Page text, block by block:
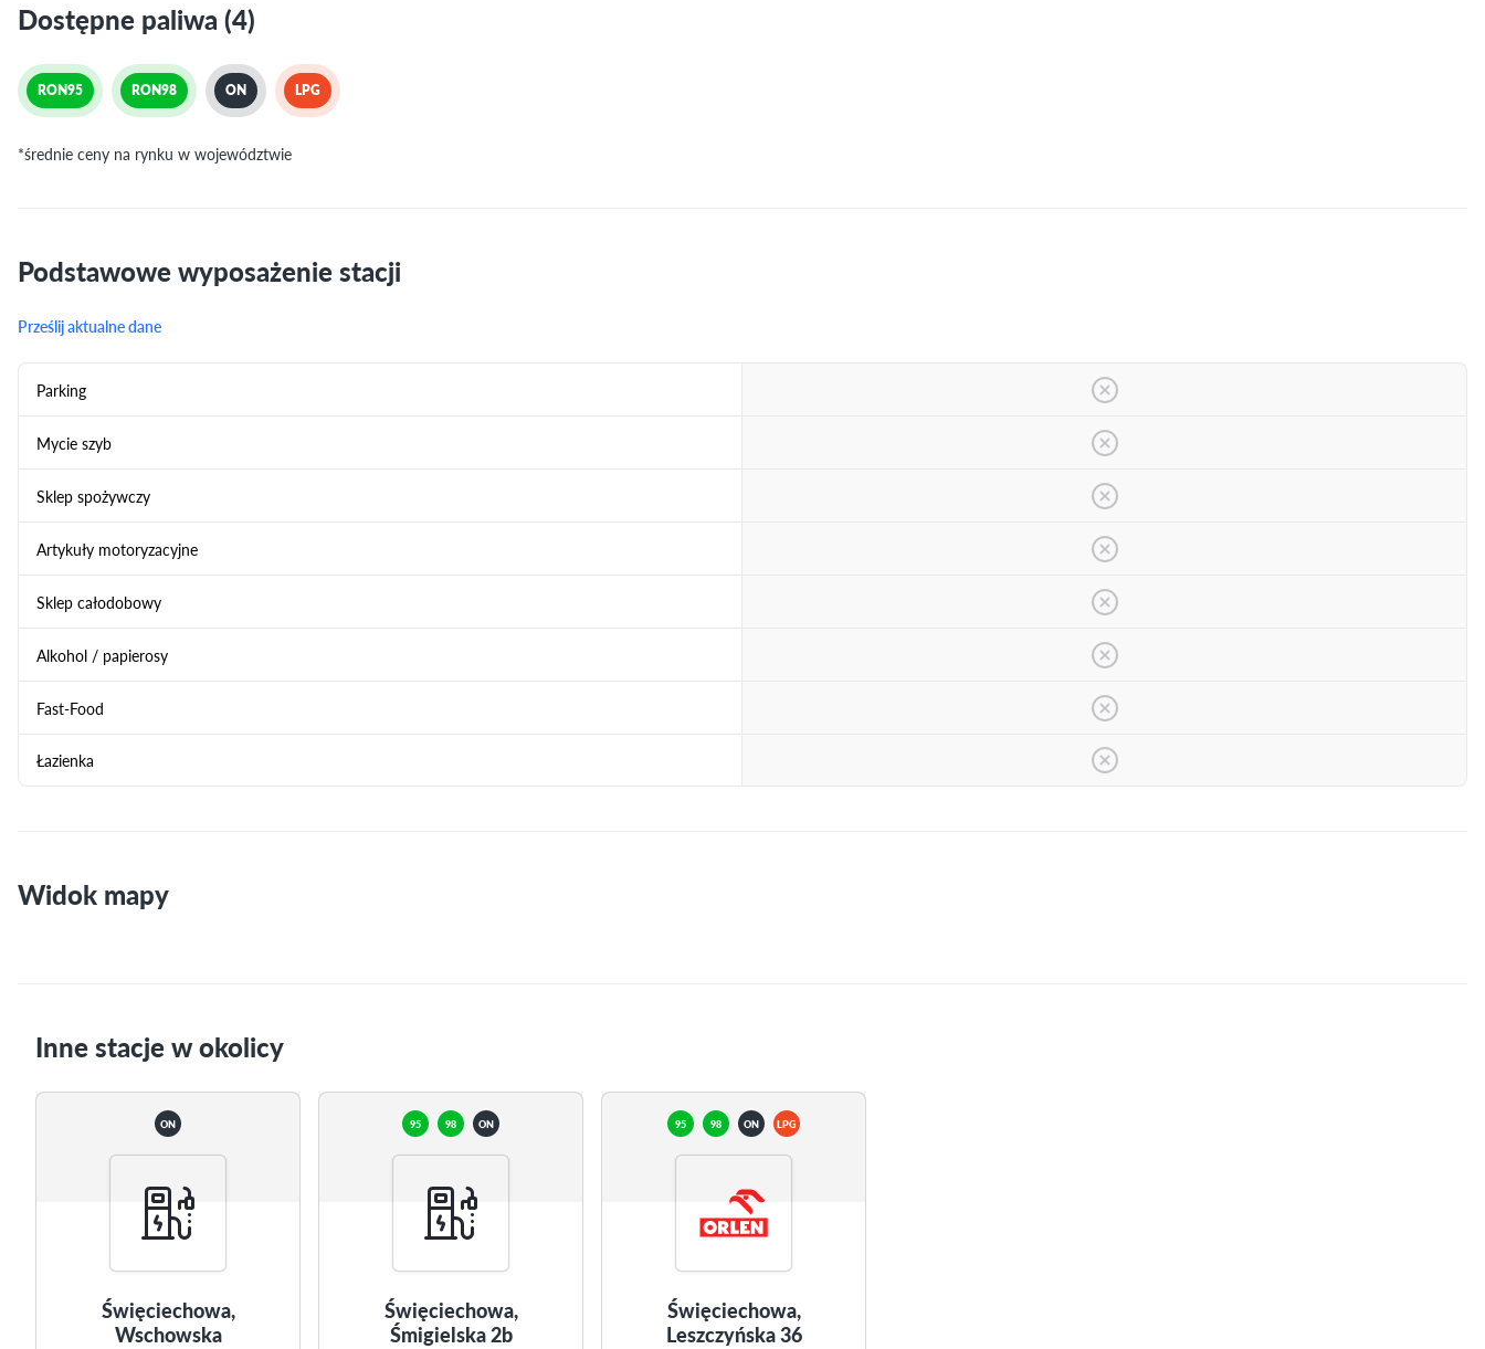
Dostępne paliwa (4)
RON95 RON98 ON LPG
*średnie ceny na rynku w województwie
Podstawowe wyposażenie stacji
Prześlij aktualne dane
Parking
Mycie szyb
Sklep spożywczy
Artykuły motoryzacyjne
Sklep całodobowy
Alkohol / papierosy
Fast-Food
Łazienka
Widok mapy
Inne stacje w okolicy
ON
Święciechowa,
Wschowska
95 98 ON
Święciechowa,
Śmigielska 2b
95 98 ON LPG
Święciechowa,
Leszczyńska 36